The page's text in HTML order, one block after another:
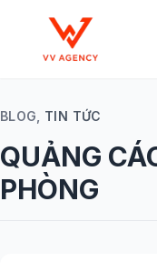
BLOG, TIN TỨC
QUẢNG
PHÒNG